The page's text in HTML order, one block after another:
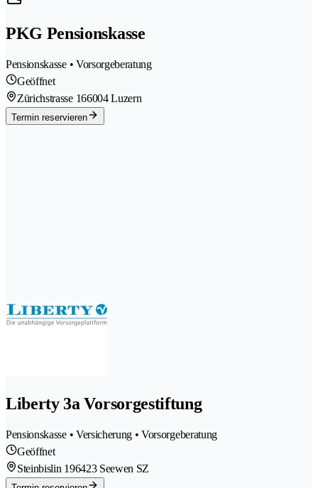
PKG Pensionskasse
Pensionskasse • Vorsorgeberatung
Geöffnet
Zürichstrasse 166004 Luzern
Termin reservieren
Liberty 3a Vorsorgestiftung
Pensionskasse • Versicherung • Vorsorgeberatung
Geöffnet
Steinbislin 196423 Seewen SZ